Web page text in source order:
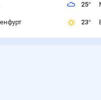
25°
23°